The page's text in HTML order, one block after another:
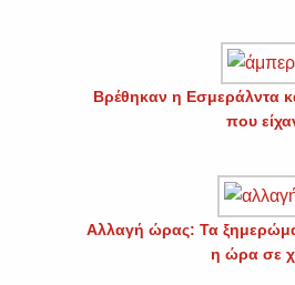
Βρέθηκαν η Εσμεράλντα
που
Αλλαγή ώρας: Τα
η ώρα σε